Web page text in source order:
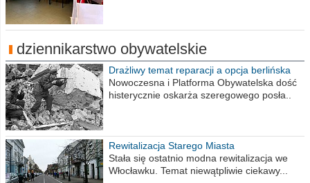
dziennikarstwo obywatelskie
Drażliwy temat reparacji a opcja berlińska
Nowoczesna i Platforma Obywatelska dość
histerycznie oskarża szeregowego posła..
Rewitalizacja Starego Miasta
Stała się ostatnio modna rewitalizacja we
Włocławku. Temat niewątpliwie ciekawy...